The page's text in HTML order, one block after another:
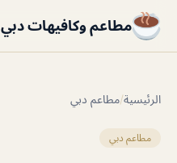
مطاعم وكافيهات دبي
الرئيسية/مطاعم دبي
مطاعم دبي